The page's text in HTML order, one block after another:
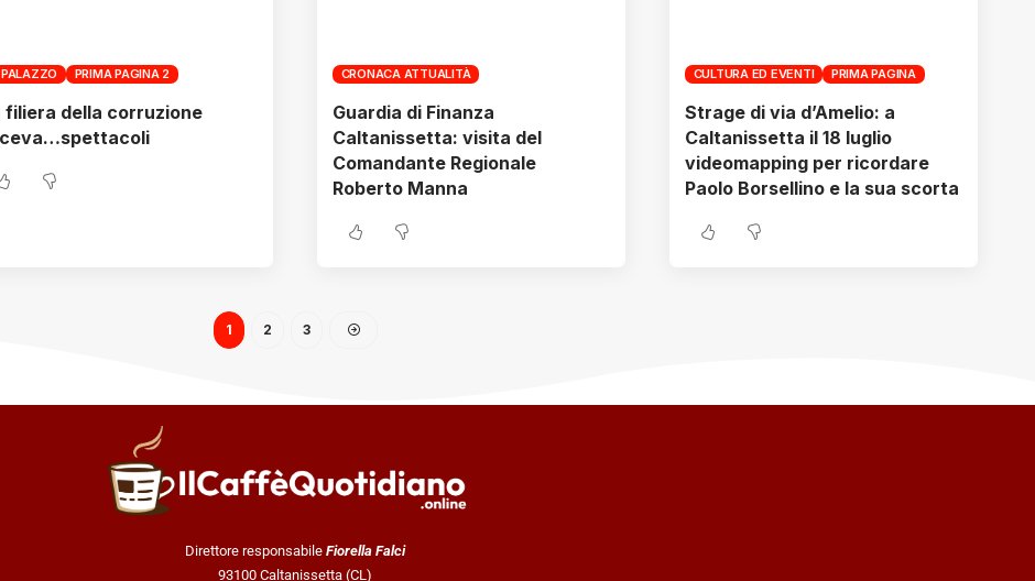
PRIMA PAGINA 2
filiera della corruzione
CRONACA ATTUALITÀ
Guardia di Finanza
Caltanissetta: visita del
Comandante Regionale
Roberto Manna
CULTURA ED EVENTI PRIMA PAGINA
Strage di via d’Amelio: a
Caltanissetta il 18 luglio
videomapping per ricordare
Paolo Borsellino e la sua scorta
1 2 3
Direttore responsabile Fiorella Falci
93100 Caltanissetta (CL)